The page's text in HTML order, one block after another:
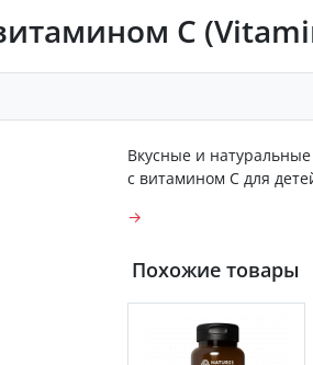
С
Вкусные и
с витамином С для
→
Похожие товары